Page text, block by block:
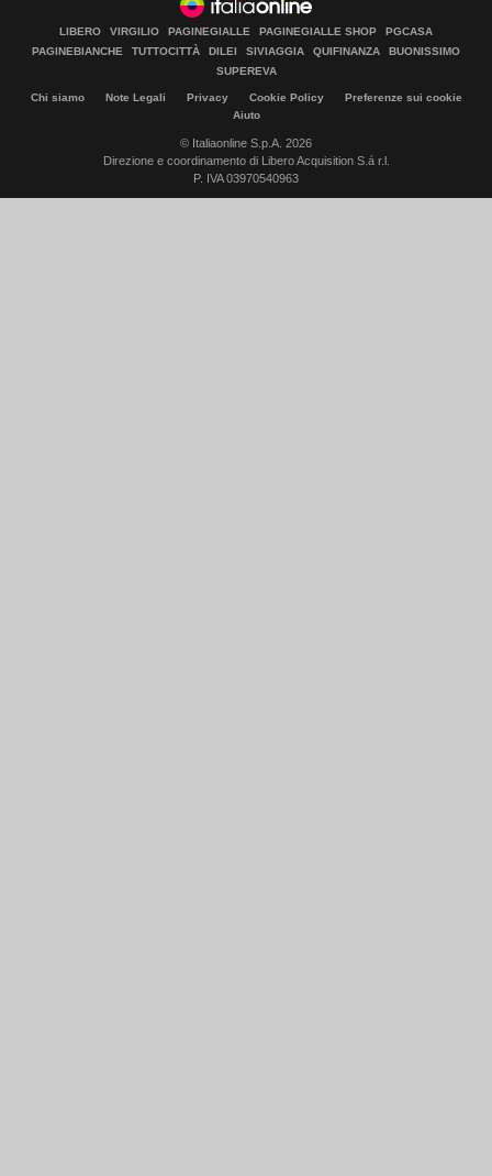
LIBERO VIRGILIO PAGINEGIALLE PAGINEGIALLE SHOP
PGCASA
PAGINEBIANCHE
TUTTOCITTÀ DILEI SIVIAGGIA QUIFINANZA
BUONISSIMO
SUPEREVA
Chi siamo Note Legali Privacy Cookie Policy
Preferenze sui cookie
Aiuto
© Italiaonline S.p.A. 2026
Direzione e coordinamento di Libero Acquisition S.á r.l.
P. IVA 03970540963